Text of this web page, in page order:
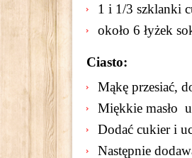
1 i 1/3 szklanki
około 6 łyżek
Ciasto:
Mąkę przesiać,
Miękkie masło
Dodać cukier i
Następnie